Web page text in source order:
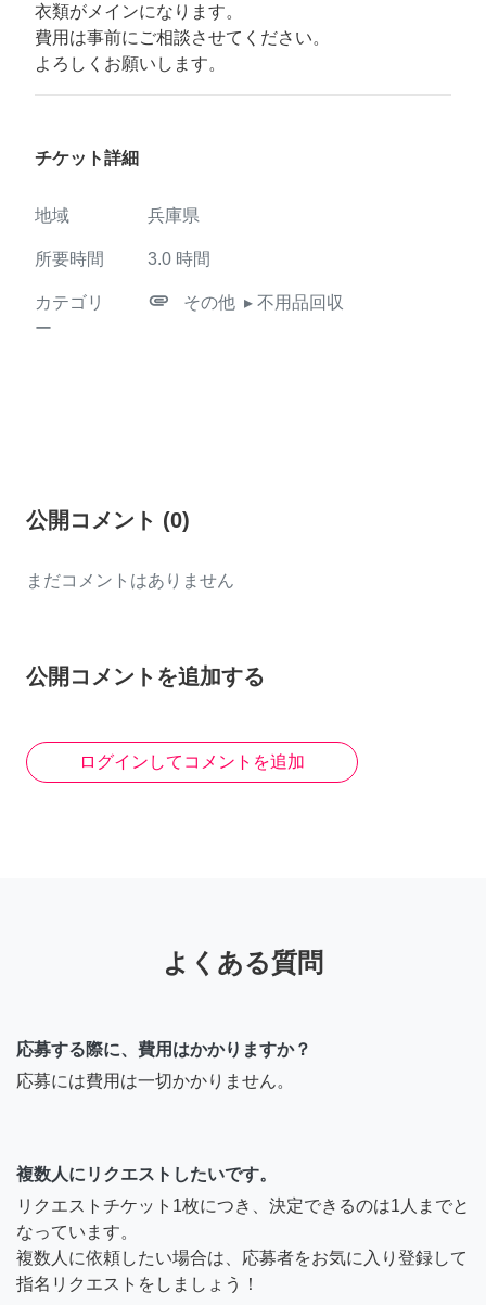
衣類がメインになります。
費用は事前にご相談させてください。
よろしくお願いします。
チケット詳細
地域 兵庫県
所要時間 3.0 時間
カテゴリ
ー
attachment その他 ▸ 不用品回収
公開コメント (0)
まだコメントはありません
公開コメントを追加する
ログインしてコメントを追加
よくある質問
応募する際に、費用はかかりますか？
応募には費用は一切かかりません。
複数人にリクエストしたいです。
リクエストチケット1枚につき、決定できるのは1人までと
なっています。
複数人に依頼したい場合は、応募者をお気に入り登録して
指名リクエストをしましょう！